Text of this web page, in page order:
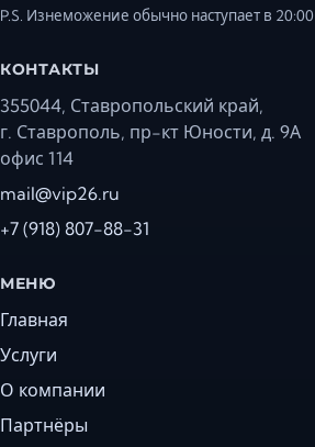
P.S. Изнеможение обычно наступает в 20:00
КОНТАКТЫ
355044, Ставропольский край,
г. Ставрополь, пр-кт Юности, д. 9А
офис 114
mail@vip26.ru
+7 (918) 807-88-31
МЕНЮ
Главная
Услуги
О компании
Партнёры